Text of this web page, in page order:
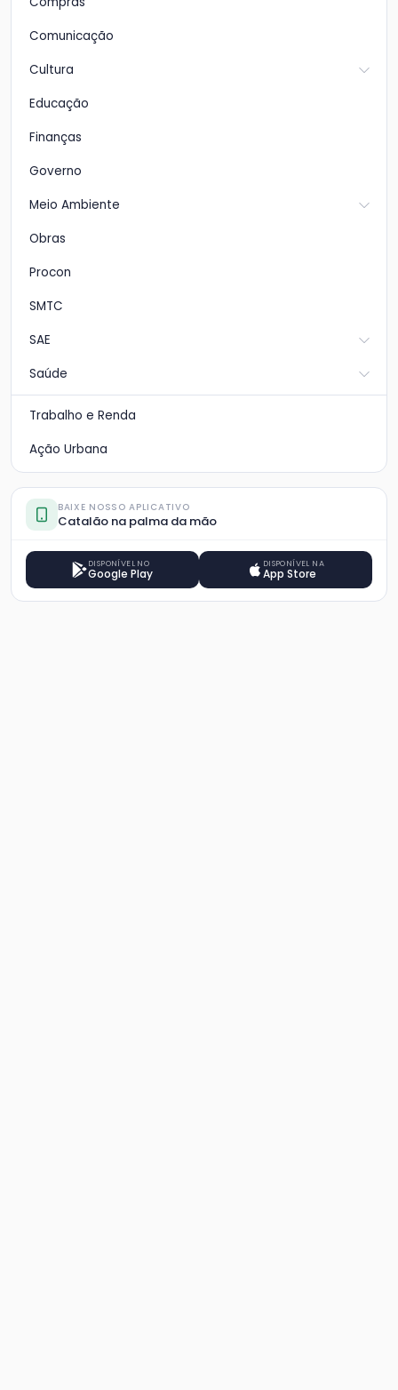
Comunicação
Cultura
Educação
Finanças
Governo
Meio Ambiente
Obras
Procon
SMTC
SAE
Saúde
Trabalho e Renda
Ação Urbana
BAIXE NOSSO APLICATIVO
Catalão na palma da mão
DISPONÍVEL NO
Google Play
DISPONÍVEL NA
App Store